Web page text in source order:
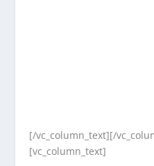
[/vc_column_text][/
[vc_column_text]